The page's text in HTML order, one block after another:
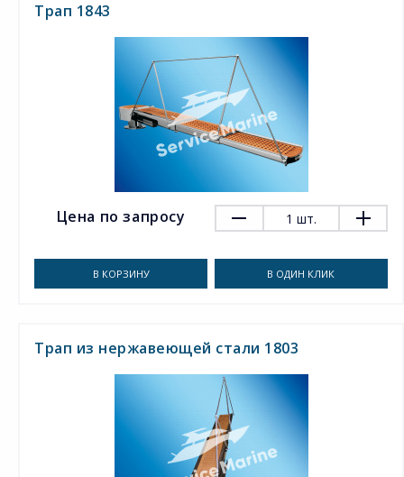
Трап 1843
Цена по запросу 1 шт.
В КОРЗИНУ В ОДИН КЛИК
Трап из нержавеющей стали 1803